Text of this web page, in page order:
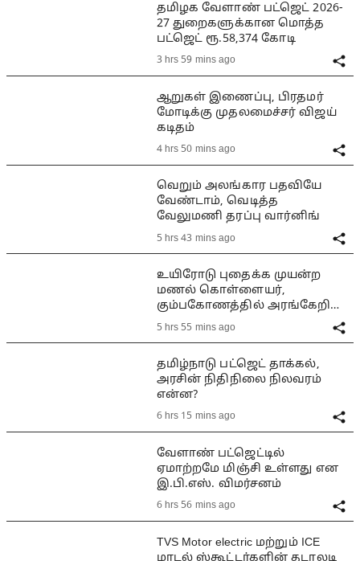
தமிழக வேளாண் பட்ஜெட் 2026-
27 துறைகளுக்கான மொத்த
பட்ஜெட் ரூ.58,374 கோடி
3 hrs 59 mins ago
ஆறுகள் இணைப்பு, பிரதமர்
மோடிக்கு முதலமைச்சர் விஜய்
கடிதம்
4 hrs 50 mins ago
வெறும் அலங்கார பதவியே
வேண்டாம், வெடித்த
வேலுமணி தரப்பு வார்னிங்
5 hrs 43 mins ago
உயிரோடு புதைக்க முயன்ற
மணல் கொள்ளையர்,
கும்பகோணத்தில் அரங்கேறிய
பயங்கரம்
5 hrs 55 mins ago
தமிழ்நாடு பட்ஜெட் தாக்கல்,
அரசின் நிதிநிலை நிலவரம்
என்ன?
6 hrs 15 mins ago
வேளாண் பட்ஜெட்டில்
ஏமாற்றமே மிஞ்சி உள்ளது என
இ.பி.எஸ். விமர்சனம்
6 hrs 56 mins ago
TVS Motor electric மற்றும் ICE
மாடல் ஸ்கூட்டர்களின் தடாலடி